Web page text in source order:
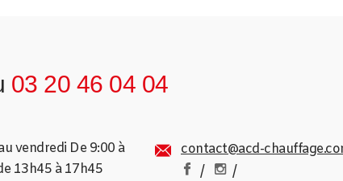
03 20 46 04 04
vendredi De 9:00 à
13h45 à 17h45
contact@acd-
/
/